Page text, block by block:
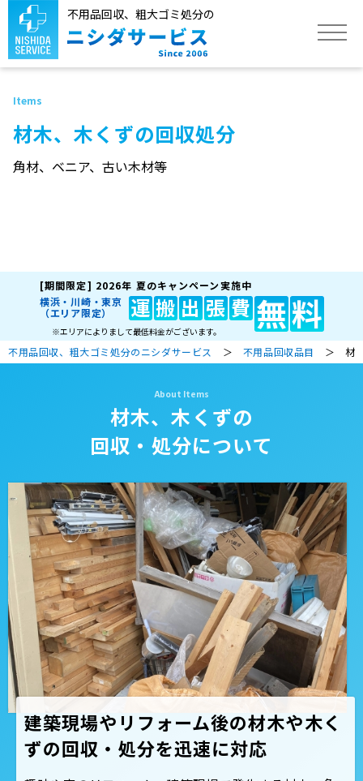
不用品回収、粗大ゴミ処分の
サービス
よくあるご質問
材木、木くずの回収処分
角材、ベニア、古い木材等
[期間限定] 2026年 夏のキャンペーン実施中
横浜・川崎・東京
（エリア限定）
運 搬 出 張 費 無料
※エリアによりまして最低料金がございます。
不用品回収、粗大ゴミ処分のニシダサービス ＞ 不用品回収品目 ＞ 材木
材木、木くずの
回収・処分について
建築現場やリフォーム後の材木や木く
ずの回収・処分を迅速に対応